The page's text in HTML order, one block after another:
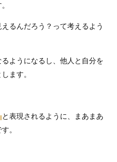
るんだろう？って考えるよう
ようになるし、他人と自分を
ます。
と表現されるように、まあまあ
。